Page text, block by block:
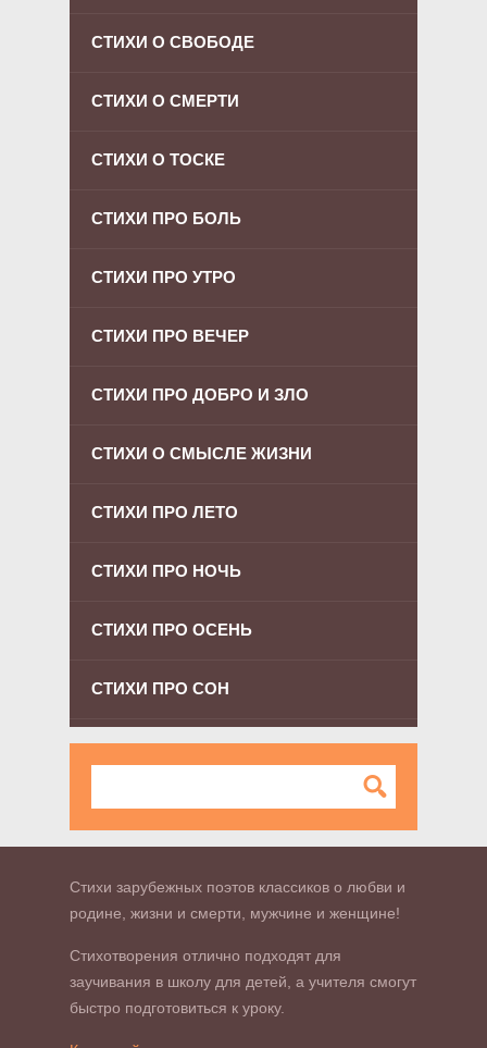
СТИХИ О СВОБОДЕ
СТИХИ О СМЕРТИ
СТИХИ О ТОСКЕ
СТИХИ ПРО БОЛЬ
СТИХИ ПРО УТРО
СТИХИ ПРО ВЕЧЕР
СТИХИ ПРО ДОБРО И ЗЛО
СТИХИ О СМЫСЛЕ ЖИЗНИ
СТИХИ ПРО ЛЕТО
СТИХИ ПРО НОЧЬ
СТИХИ ПРО ОСЕНЬ
СТИХИ ПРО СОН
Стихи зарубежных поэтов классиков о любви и
родине, жизни и смерти, мужчине и женщине!
Стихотворения отлично подходят для
заучивания в школу для детей, а учителя смогут
быстро подготовиться к уроку.